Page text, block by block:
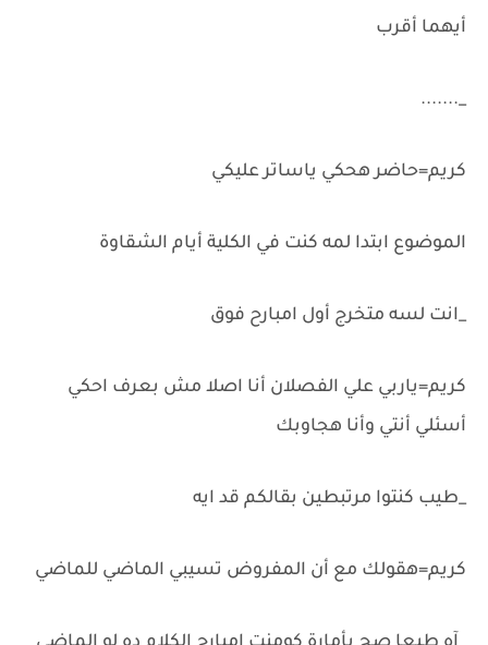
أيهما أقرب
_.......
كريم=حاضر هحكي ياساتر عليكي
الموضوع ابتدا لمه كنت في الكلية أيام الشقاوة
_انت لسه متخرج أول امبارح فوق
كريم=ياربي علي الفصلان أنا اصلا مش بعرف احكي
أسئلي أنتي وأنا هجاوبك
_طيب كنتوا مرتبطين بقالكم قد ايه
كريم=هقولك مع أن المفروض تسيبي الماضي للماضي